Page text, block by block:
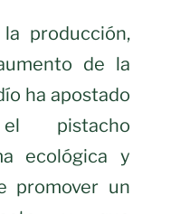
producción,
de la
ha apostado
pistacho
ecológica y
promover un